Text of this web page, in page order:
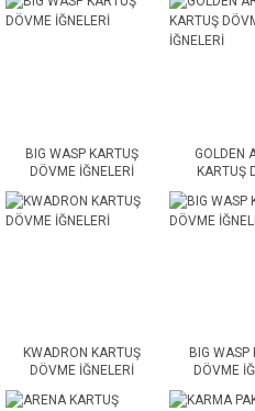
BIG WASP KARTUŞ
DÖVME İĞNELERİ
GOLDEN
KARTUŞ
KWADRON KARTUŞ
DÖVME İĞNELERİ
BIG WASP
DÖVME